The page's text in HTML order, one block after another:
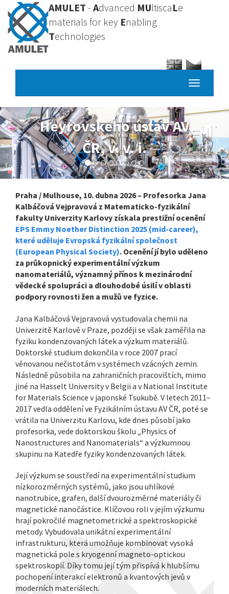
Přejít
hlavnímu
obsahu
AMULET -Advanced MUltiscaLe
materials for key Enabling
Technologies
Toggle
Heyrovského ústav AV
ČR, v. v. i.
Praha / Mulhouse, 10. dubna 2026 – Profesorka Jana
Kalbáčová Vejpravová z Matematicko-fyzikální
fakulty Univerzity Karlovy získala prestižní ocenění
EPS Emmy Noether Distinction 2025 (mid-career),
které uděluje Evropská fyzikální společnost
(European Physical Society). Ocenění jí bylo uděleno
za průkopnický experimentální výzkum
nanomateriálů, významný přínos k mezinárodní
vědecké spolupráci a dlouhodobé úsilí v oblasti
podpory rovnosti žen a mužů ve fyzice.
Jana Kalbáčová Vejpravová vystudovala chemii na
Univerzitě Karlově v Praze, později se však zaměřila na
fyziku kondenzovaných látek a výzkum materiálů.
Doktorské studium dokončila v roce 2007 prací
věnovanou nečistotám v systémech vzácných zemin.
Následně působila na zahraničních pracovištích, mimo
jiné na Hasselt University v Belgii a v National Institute
for Materials Science v japonské Tsukubě. V letech 2011–
2017 vedla oddělení ve Fyzikálním ústavu AV ČR, poté se
vrátila na Univerzitu Karlovu, kde dnes působí jako
profesorka, vede doktorskou školu „Physics of
Nanostructures and Nanomaterials“ a výzkumnou
skupinu na Katedře fyziky kondenzovaných látek.
Její výzkum se soustředí na experimentální studium
nízkorozměrných systémů, jako jsou uhlíkové
nanotrubice, grafen, další dvourozměrné materiály či
magnetické nanočástice. Klíčovou roli v jejím výzkumu
hrají pokročilé magnetometrické a spektroskopické
metody. Vybudovala unikátní experimentální
infrastrukturu, která umožňuje kombinovat vysoká
magnetická pole s kryogenní magneto-optickou
spektroskopií. Díky tomu její tým přispívá k hlubšímu
pochopení interakcí elektronů a kvantových jevů v
moderních materiálech.